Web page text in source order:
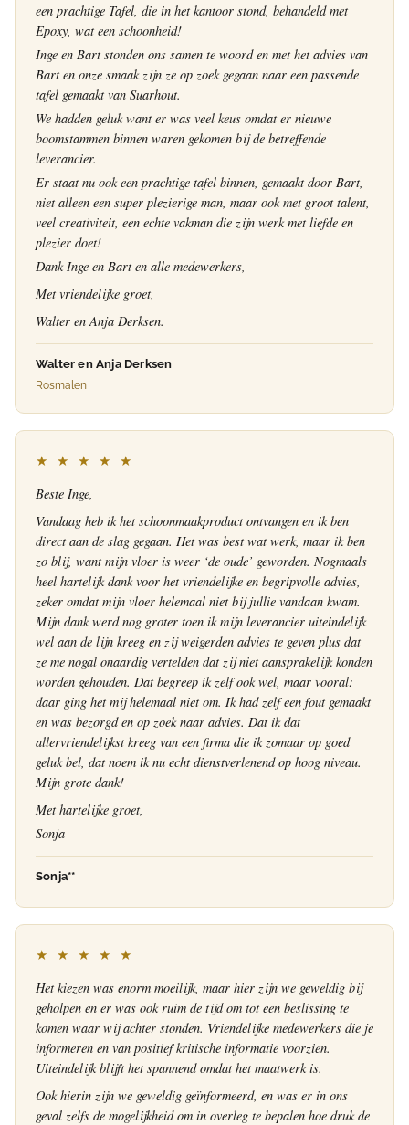
een prachtige Tafel, die in het kantoor stond, behandeld met
Epoxy, wat een schoonheid!
Inge en Bart stonden ons samen te woord en met het advies van
Bart en onze smaak zijn ze op zoek gegaan naar een passende
tafel gemaakt van Suarhout.
We hadden geluk want er was veel keus omdat er nieuwe
boomstammen binnen waren gekomen bij de betreffende
leverancier.
Er staat nu ook een prachtige tafel binnen, gemaakt door Bart,
niet alleen een super plezierige man, maar ook met groot talent,
veel creativiteit, een echte vakman die zijn werk met liefde en
plezier doet!
Dank Inge en Bart en alle medewerkers,
Met vriendelijke groet,
Walter en Anja Derksen.
Walter en Anja Derksen
Rosmalen
★ ★ ★ ★ ★
Beste Inge,
Vandaag heb ik het schoonmaakproduct ontvangen en ik ben
direct aan de slag gegaan. Het was best wat werk, maar ik ben
zo blij, want mijn vloer is weer ‘de oude’ geworden. Nogmaals
heel hartelijk dank voor het vriendelijke en begripvolle advies,
zeker omdat mijn vloer helemaal niet bij jullie vandaan kwam.
Mijn dank werd nog groter toen ik mijn leverancier uiteindelijk
wel aan de lijn kreeg en zij weigerden advies te geven plus dat
ze me nogal onaardig vertelden dat zij niet aansprakelijk konden
worden gehouden. Dat begreep ik zelf ook wel, maar vooral:
daar ging het mij helemaal niet om. Ik had zelf een fout gemaakt
en was bezorgd en op zoek naar advies. Dat ik dat
allervriendelijkst kreeg van een firma die ik zomaar op goed
geluk bel, dat noem ik nu echt dienstverlenend op hoog niveau.
Mijn grote dank!
Met hartelijke groet,
Sonja
Sonja**
★ ★ ★ ★ ★
Het kiezen was enorm moeilijk, maar hier zijn we geweldig bij
geholpen en er was ook ruim de tijd om tot een beslissing te
komen waar wij achter stonden. Vriendelijke medewerkers die je
informeren en van positief kritische informatie voorzien.
Uiteindelijk blijft het spannend omdat het maatwerk is.
Ook hierin zijn we geweldig geïnformeerd, en was er in ons
geval zelfs de mogelijkheid om in overleg te bepalen hoe druk de